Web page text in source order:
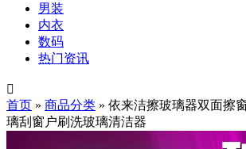
男装
内衣
数码
热门资讯

首页 » 商品分类 » 依来洁擦玻璃器双面擦
璃刮窗户刷洗玻璃清洁器